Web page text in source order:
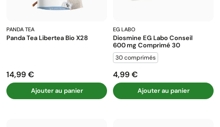
PANDA TEA
Panda Tea Libertea Bio X28
Prix
14,99 €
Ajouter au panier
EG LABO
Diosmine EG Labo Conseil
600 Mg Comprimé 30
30 comprimés
Prix
4,99 €
Ajouter au panier